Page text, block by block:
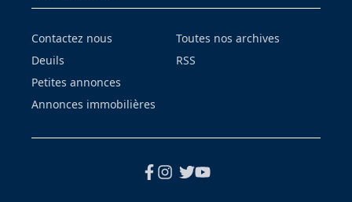
Contactez nous
Deuils
Petites annonces
Annonces immobilières
Toutes nos archives
RSS